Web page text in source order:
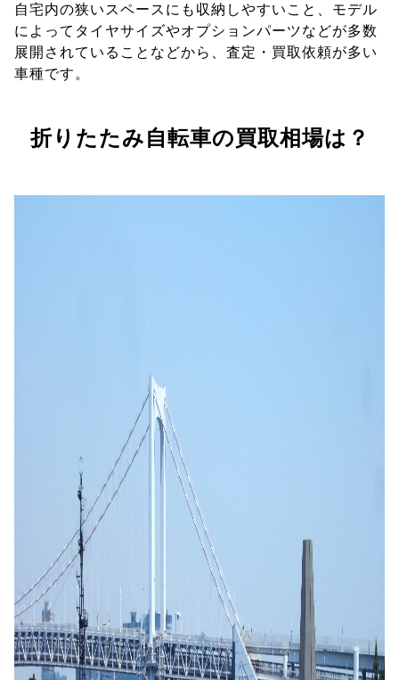
自宅内の狭いスペースにも収納しやすいこと、モデル
によってタイヤサイズやオプションパーツなどが多数
展開されていることなどから、査定・買取依頼が多い
車種です。
折りたたみ自転車の買取相場は？